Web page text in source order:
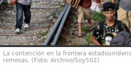
La contención en la frontera
remesas. (Foto: Archivo/Soy502)